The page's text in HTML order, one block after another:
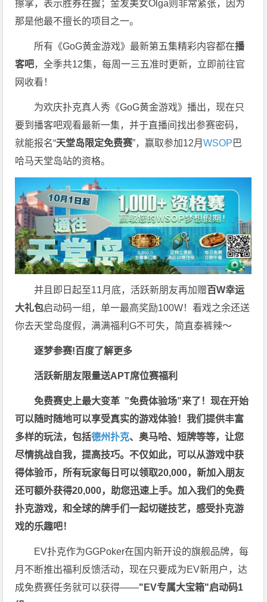
擦掌，表示胜券在握；金发美女Olga则非常紧张，因为
那是他最不擅长的项目之一。
所有《GoG黄金游戏》最新第五集精彩内容都在播
客吧，全季共12集，每周一三五准时更新，立即前往官
网收看！
为欢庆扑克真人秀《GoG黄金游戏》播出，现在只
要到播客吧观看最新一集，并于直播间找出参赛密码，
就能报名“天堂岛限定免费赛”，赢取参加12月WSOP 巴
哈马天堂岛站的资格。
并且即日起至11月底，活跃新朋友再加赠百W幸运
大礼包启动码一组，单一最高奖励100W！看戏之余还送
你去天堂岛度假，满满福利G不可失，简直泰裤辣～
逐梦参赛!百度了解更多
活跃新朋友限量送APT席位赛福利
免费赛史上最大变革 ”免费体验场”来了！现在开始
可以随时随地可以享受真实的游戏体验！我们提供丰富
多样的玩法，包括德州扑克、奥马哈、短牌等等，让您
尽情挑战自我，提高技巧。不仅如此， 可以从游戏中获
得体验币，所有玩家每日可以领取20,000，新加入朋友
还可额外获得20,000，助您迅速上手。加入我们的免费
扑克游戏，和全球的牌手们一起切磋技艺，感受扑克游
戏的乐趣吧！
EV扑克作为GGPoker在国内新开设的旗舰品牌，每
月不断推出福利反馈活动，现在只要成为EV新用户，达
成免费赛任务就可以获得——"EV专属大宝箱"启动码1